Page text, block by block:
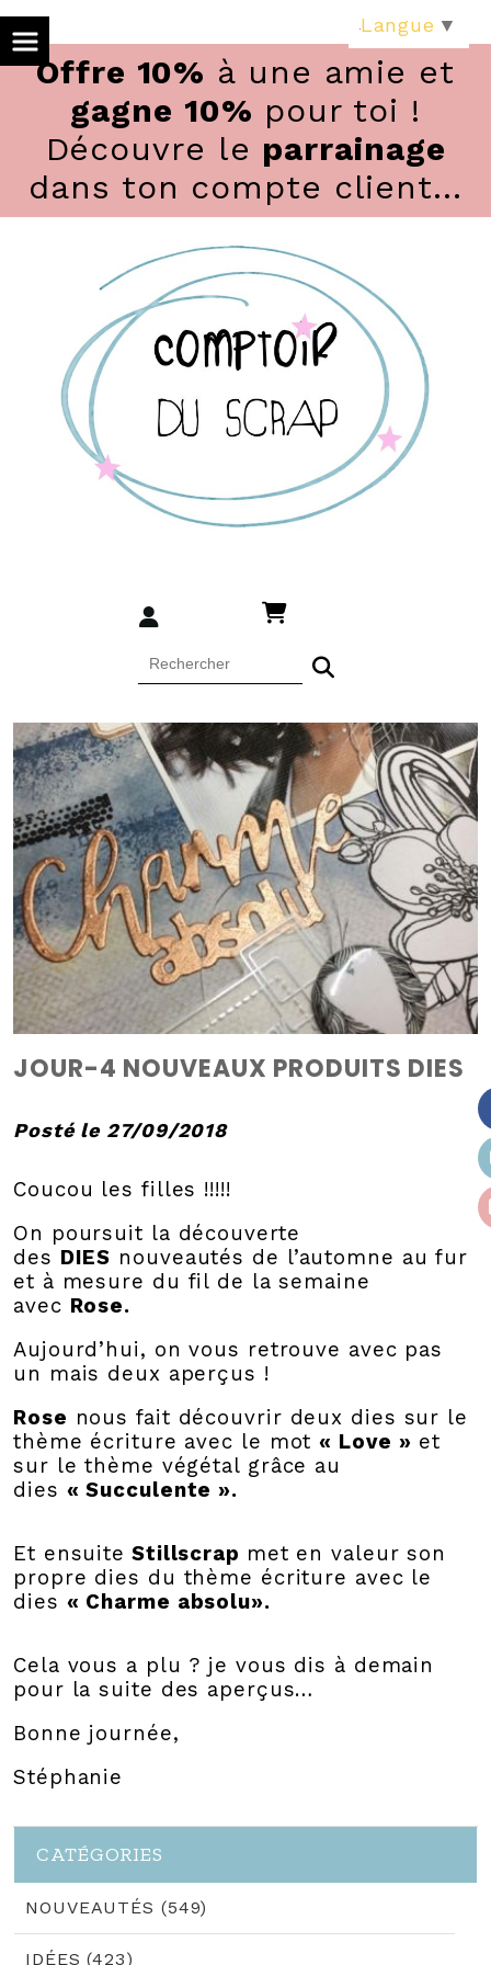
Offre 10% à une amie et
gagne 10% pour toi !
Découvre le parrainage
dans ton compte client...
JOUR-4 NOUVEAUX PRODUITS DIES
Posté le 27/09/2018
Coucou les filles !!!!!
On poursuit la découverte
des DIES nouveautés de l’automne au fur
et à mesure du fil de la semaine
avec Rose.
Aujourd’hui, on vous retrouve avec pas
un mais deux aperçus !
Rose nous fait découvrir deux dies sur le
thème écriture avec le mot« Love » et
sur le thème végétal grâce au
dies « Succulente ».
Et ensuite Stillscrap met en valeur son
propre dies du thème écriture avec le
dies « Charme absolu».
Cela vous a plu ? je vous dis à demain
pour la suite des aperçus…
Bonne journée,
Stéphanie
CATÉGORIES
NOUVEAUTÉS (549)
IDÉES (423)
Langue ▼